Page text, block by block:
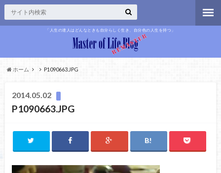
「人生の達人はどんなときも自分らしく生き、自分色の人生を持つ」
ホーム P1090663.JPG
2014.05.02
P1090663.JPG